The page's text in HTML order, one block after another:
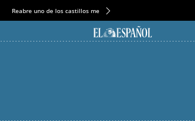
Reabre uno de los castillos medievales más espectaculares